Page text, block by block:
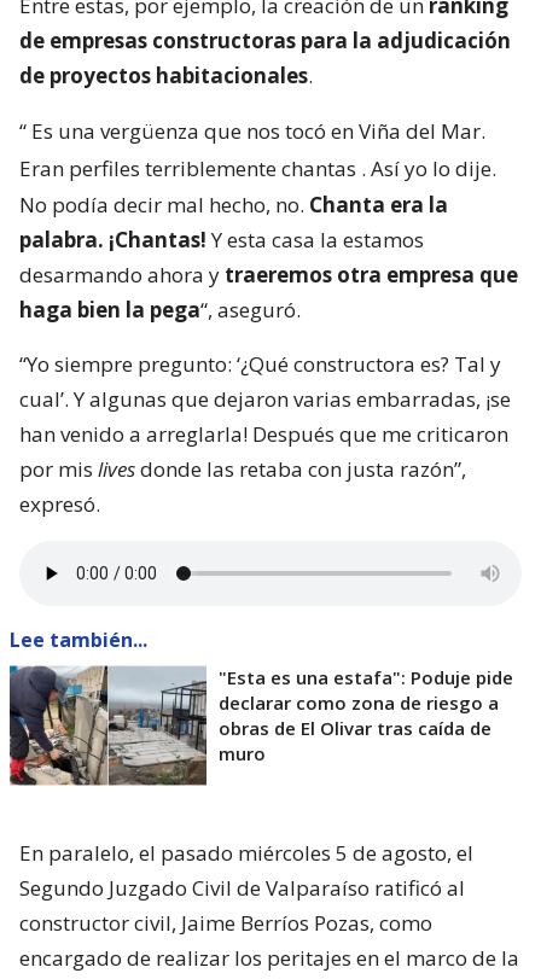
Entre estas, por ejemplo, la creación de un ranking
de empresas constructoras para la adjudicación
de proyectos habitacionales.
“ Es una vergüenza que nos tocó en Viña del Mar.
Eran perfiles terriblemente chantas . Así yo lo dije.
No podía decir mal hecho, no. Chanta era la
palabra. ¡Chantas!Y esta casa la estamos
desarmando ahora y traeremos otra empresa que
haga bien la pega“, aseguró.
“Yo siempre pregunto: ‘¿Qué constructora es? Tal y
cual’. Y algunas que dejaron varias embarradas, ¡se
han venido a arreglarla! Después que me criticaron
por mis livesdonde las retaba con justa razón”,
expresó.
Lee también...
"Esta es una estafa": Poduje pide
declarar como zona de riesgo a
obras de El Olivar tras caída de
muro
En paralelo, el pasado miércoles 5 de agosto, el
Segundo Juzgado Civil de Valparaíso ratificó al
constructor civil, Jaime Berríos Pozas, como
encargado de realizar los peritajes en el marco de la